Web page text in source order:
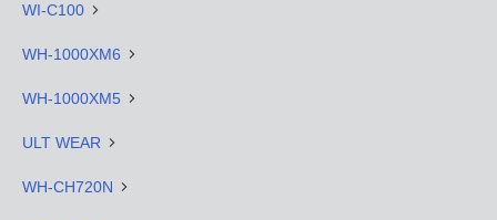
WI-C100
WH-1000XM6
WH-1000XM5
ULT WEAR
WH-CH720N